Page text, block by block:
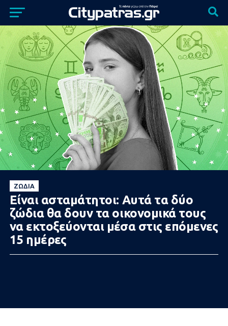
ΖΏΔΙΑ
Είναι ασταμάτητοι: Αυτά τα δύο
ζώδια θα δουν τα οικονομικά τους
να εκτοξεύονται μέσα στις επόμενες
15 ημέρες